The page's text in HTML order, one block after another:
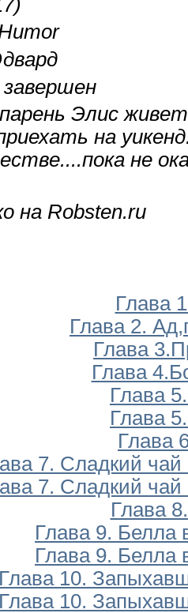
завершен
Элис
на
не
на Robsten.ru
Глава
Глава 2.
Глава
Глава
Глава
Глава
Глава
7. Сладкий
7. Сладкий
Глава
Глава 9. Белла
Глава 9. Белла
Глава 10.
Глава 10.